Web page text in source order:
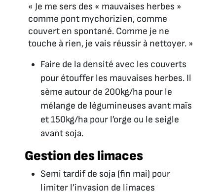
« Je me sers des « mauvaises herbes »
comme pont mychorizien, comme
couvert en spontané. Comme je ne
touche à rien, je vais réussir à nettoyer. »
Faire de la densité avec les couverts
pour étouffer les mauvaises herbes. Il
sème autour de 200kg/ha pour le
mélange de légumineuses avant maïs
et 150kg/ha pour l’orge ou le seigle
avant soja.
Gestion des limaces
Semi tardif de soja (fin mai) pour
limiter l’invasion de limaces